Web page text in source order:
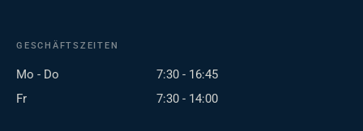
GESCHÄFTSZEITEN
Mo - Do
7:30 - 16:45
Fr
7:30 - 14:00